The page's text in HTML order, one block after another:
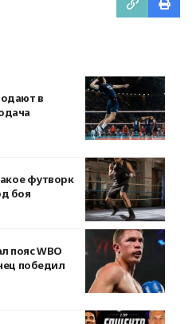
в
футворк
боя
пояс WBO
победил